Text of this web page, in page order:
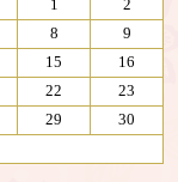
1
2
8
9
15
16
22
23
29
30